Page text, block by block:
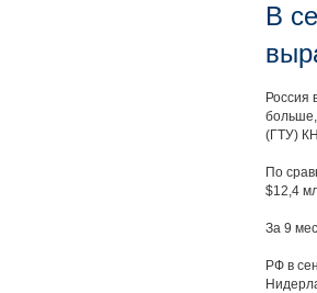
В
Россия
больше,
(ГТУ)
По
$12,4
За 9
РФ в